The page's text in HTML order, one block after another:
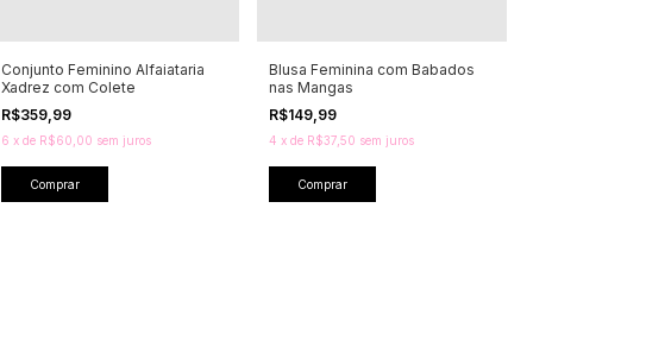
Conjunto Feminino Alfaiataria
Xadrez com Colete
R$359,99
6 x de R$60,00 sem juros
Comprar
Blusa Feminina com Babados
nas Mangas
R$149,99
4 x de R$37,50 sem juros
Comprar